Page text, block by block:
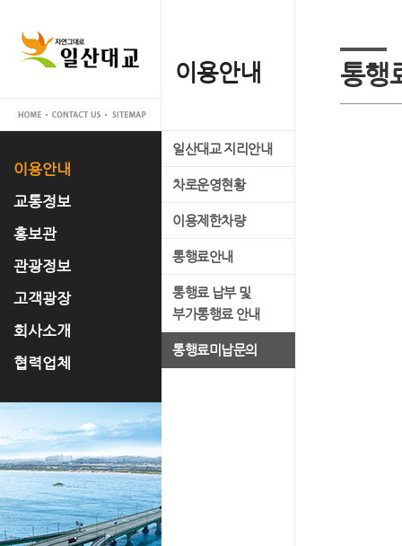
이용안내
이용안내
일산대교 지리안내
차로운영현황
이용제한차량
통행료안내
통행료 납부 및
부가통행료 안내
통행료미납문의
교통정보
교통정보
실시간 교통정보
교통관리 시스템 소개
홍보관
홍보관
일산대교 갤러리
홍보 동영상
언론 속 일산대교
자료실
관광정보
관광정보
관광명소
축제정보
문화유적
맛집정보
고객광장
고객광장
공지사항
고객의 소리
FAQ
회사소개
회사소개
대표이사 인사말
사업개요
사업추진경과
운영조직
경영공시
협력업체
협력업체
입찰공고
통행